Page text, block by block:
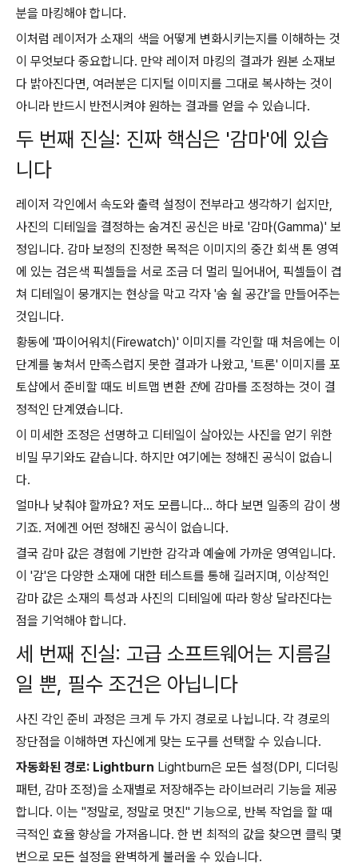
분을 마킹해야 합니다.
이처럼 레이저가 소재의 색을 어떻게 변화시키는지를 이해하는 것
이 무엇보다 중요합니다. 만약 레이저 마킹의 결과가 원본 소재보
다 밝아진다면, 여러분은 디지털 이미지를 그대로 복사하는 것이
아니라 반드시 반전시켜야 원하는 결과를 얻을 수 있습니다.
두 번째 진실: 진짜 핵심은 '감마'에 있습
니다
레이저 각인에서 속도와 출력 설정이 전부라고 생각하기 쉽지만,
사진의 디테일을 결정하는 숨겨진 공신은 바로 '감마(Gamma)' 보
정입니다. 감마 보정의 진정한 목적은 이미지의 중간 회색 톤 영역
에 있는 검은색 픽셀들을 서로 조금 더 멀리 밀어내어, 픽셀들이 겹
쳐 디테일이 뭉개지는 현상을 막고 각자 '숨 쉴 공간'을 만들어주는
것입니다.
황동에 '파이어워치(Firewatch)' 이미지를 각인할 때 처음에는 이
단계를 놓쳐서 만족스럽지 못한 결과가 나왔고, '트론' 이미지를 포
토샵에서 준비할 때도 비트맵 변환 전에 감마를 조정하는 것이 결
정적인 단계였습니다.
이 미세한 조정은 선명하고 디테일이 살아있는 사진을 얻기 위한
비밀 무기와도 같습니다. 하지만 여기에는 정해진 공식이 없습니
다.
얼마나 낮춰야 할까요? 저도 모릅니다... 하다 보면 일종의 감이 생
기죠. 저에겐 어떤 정해진 공식이 없습니다.
결국 감마 값은 경험에 기반한 감각과 예술에 가까운 영역입니다.
이 '감'은 다양한 소재에 대한 테스트를 통해 길러지며, 이상적인
감마 값은 소재의 특성과 사진의 디테일에 따라 항상 달라진다는
점을 기억해야 합니다.
세 번째 진실: 고급 소프트웨어는 지름길
일 뿐, 필수 조건은 아닙니다
사진 각인 준비 과정은 크게 두 가지 경로로 나뉩니다. 각 경로의
장단점을 이해하면 자신에게 맞는 도구를 선택할 수 있습니다.
자동화된 경로: Lightburn Lightburn은 모든 설정(DPI, 디더링
패턴, 감마 조정)을 소재별로 저장해주는 라이브러리 기능을 제공
합니다. 이는 "정말로, 정말로 멋진" 기능으로, 반복 작업을 할 때
극적인 효율 향상을 가져옵니다. 한 번 최적의 값을 찾으면 클릭 몇
번으로 모든 설정을 완벽하게 불러올 수 있습니다.